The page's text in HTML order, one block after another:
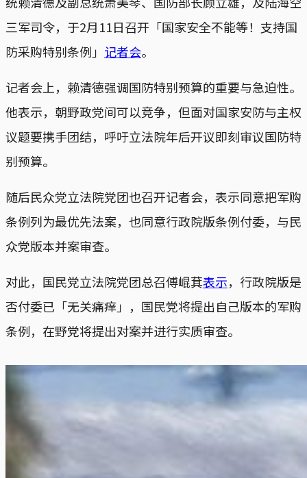
三军司令，于2月11日召开「国家安全不能等！支持国
防采购特别条例」 记者会。
记者会上，赖清德强调国防特别预算的重要与急迫性。
他表示，朝野政党间可以竞争，但面对国家安防与主权
议题要携手团结，呼吁立法院年后开议即刻审议国防特
别预算。
随后民众党立法院党团也召开记者会，表示同意把军购
条例列为最优先法案，也同意行政院版条例付委，与民
众党版本并案审查。
对此，国民党立法院党团总召傅崐萁表示，行政院版是
否付委已「无关痛痒」，国民党将提出自己版本的军购
条例，在野党将提出对案并进行实质审查。